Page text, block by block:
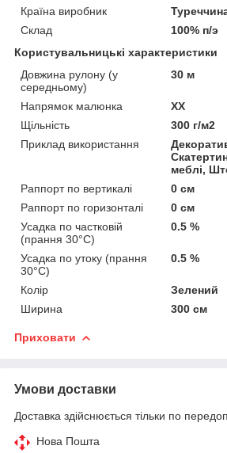
Країна виробник
Склад
100% п/э
Користувальницькі характеристики
Довжина рулону (у
середньому)
30 м
Напрямок малюнка
XX
Щільність
300 г/м2
Приклад використання
меблі,
Раппорт по вертикалі
0 см
Раппорт по горизонталі
0 см
Усадка по частковій
(прання 30°C)
0.5 %
Усадка по утоку (прання
30°C)
0.5 %
Колір
Зелений
Ширина
300 см
Приховати
Умови доставки
Доставка здійснюється тільки по
Нова Пошта